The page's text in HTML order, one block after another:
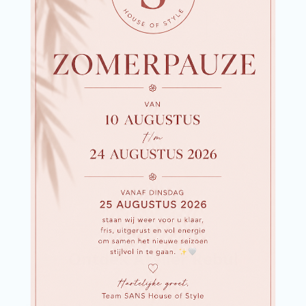
Nu winkelen
Ontdek Atelier Rebul